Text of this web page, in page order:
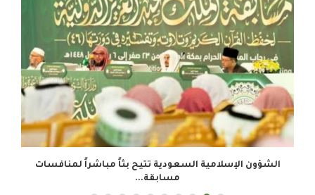
الشؤون الإسلامية السعودية تتيح بثاً مباشراً لمنافسات
مسابقة...